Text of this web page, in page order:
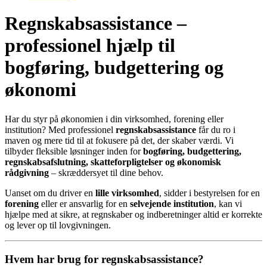
Regnskabsassistance –
professionel hjælp til
bogføring, budgettering og
økonomi
Har du styr på økonomien i din virksomhed, forening eller
institution? Med professionel regnskabsassistance får du ro i
maven og mere tid til at fokusere på det, der skaber værdi. Vi
tilbyder fleksible løsninger inden forbogføring, budgettering,
regnskabsafslutning, skatteforpligtelser og økonomisk
rådgivning – skræddersyet til dine behov.
Uanset om du driver en lille virksomhed, sidder i bestyrelsen for en
forening eller er ansvarlig for en selvejende institution, kan vi
hjælpe med at sikre, at regnskaber og indberetninger altid er korrekte
og lever op til lovgivningen.
Hvem har brug for regnskabsassistance?